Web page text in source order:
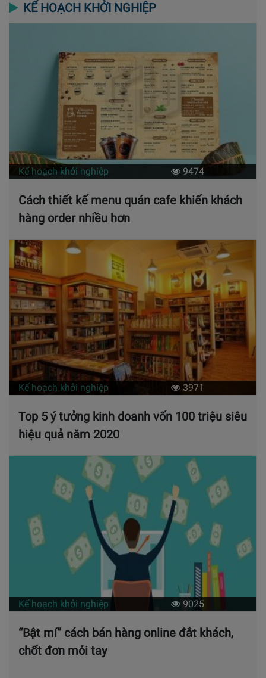
KẾ HOẠCH KHỞI NGHIỆP
Kế hoạch khởi nghiệp 9474
Cách thiết kế menu quán cafe khiến khách
hàng order nhiều hơn
Kế hoạch khởi nghiệp 3971
Top 5 ý tưởng kinh doanh vốn 100 triệu siêu
hiệu quả năm 2020
Kế hoạch khởi nghiệp 9025
“Bật mí” cách bán hàng online đắt khách,
chốt đơn mỏi tay